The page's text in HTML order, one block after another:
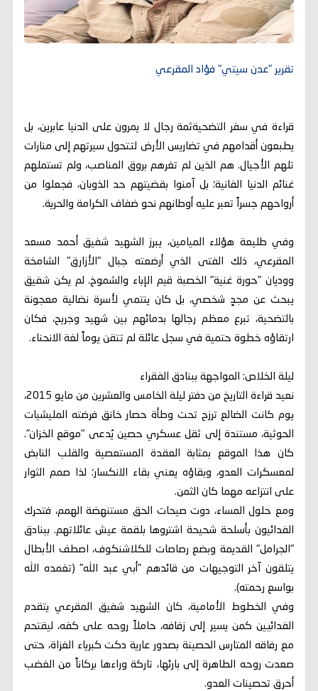
تقرير "عدن سيتي" فؤاد المقرعي
قراءة في سفر التضحيةثمة رجال لا يمرون على الدنيا عابرين، بل
يطبعون أقدامهم في تضاريس الأرض لتتحول سيرتهم إلى منارات
تلهم الأجيال. هم الذين لم تغرهم بروق المناصب، ولم تستملهم
غنائم الدنيا الفانية؛ بل آمنوا بقضيتهم حد الذوبان، فجعلوا من
أرواحهم جسراً تعبر عليه أوطانهم نحو ضفاف الكرامة والحرية.
وفي طليعة هؤلاء الميامين، يبرز الشهيد شفيق أحمد مسعد
المقرعي، ذلك الفتى الذي أرضعته جبال "الأزارق" الشامخة
ووديان "حورة غنية" الخصبة قيم الإباء والشموخ. لم يكن شفيق
يبحث عن مجدٍ شخصي، بل كان ينتمي لأسرة نضالية معجونة
بالتضحية، تبرع معظم رجالها بدمائهم بين شهيد وجريح، فكان
ارتقاؤه خطوة حتمية في سجل عائلة لم تتقن يوماً لغة الانحناء.
ليلة الخلاص: المواجهة ببنادق الفقراء
نعيد قراءة التاريخ من دفتر ليلة الخامس والعشرين من مايو 2015،
يوم كانت الضالع ترزح تحت وطأة حصار خانق فرضته المليشيات
الحوثية، مستندة إلى ثقل عسكري حصين يُدعى "موقع الخزان".
كان هذا الموقع بمثابة العقدة المستعصية والقلب النابض
لمعسكرات العدو، وبقاؤه يعني بقاء الانكسار؛ لذا صمم الثوار
على انتزاعه مهما كان الثمن.
ومع حلول المساء، دوت صيحات الحق مستنهضة الهمم، فتحرك
الفدائيون بأسلحة شحيحة اشتروها بلقمة عيش عائلاتهم. ببنادق
"الجرامل" القديمة وبضع رصاصات للكلاشنكوف، اصطف الأبطال
يتلقون آخر التوجيهات من قائدهم "أبي عبد الله" (تغمده الله
بواسع رحمته).
وفي الخطوط الأمامية، كان الشهيد شفيق المقرعي يتقدم
الفدائيين كمن يسير إلى زفافه، حاملاً روحه على كفه، ليقتحم
مع رفاقه المتارس الحصينة بصدور عارية دكت كبرياء الغزاة، حتى
صعدت روحه الطاهرة إلى بارئها، تاركة وراءها بركاناً من الغضب
أحرق تحصينات العدو.